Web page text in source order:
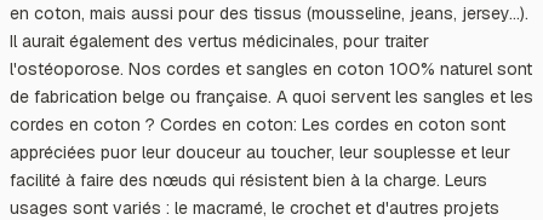
en coton, mais aussi pour des tissus (mousseline, jeans, jersey...).
Il aurait également des vertus médicinales, pour traiter
l'ostéoporose. Nos cordes et sangles en coton 100% naturel sont
de fabrication belge ou française. A quoi servent les sangles et les
cordes en coton ? Cordes en coton: Les cordes en coton sont
appréciées puor leur douceur au toucher, leur souplesse et leur
facilité à faire des nœuds qui résistent bien à la charge. Leurs
usages sont variés : le macramé, le crochet et d'autres projets